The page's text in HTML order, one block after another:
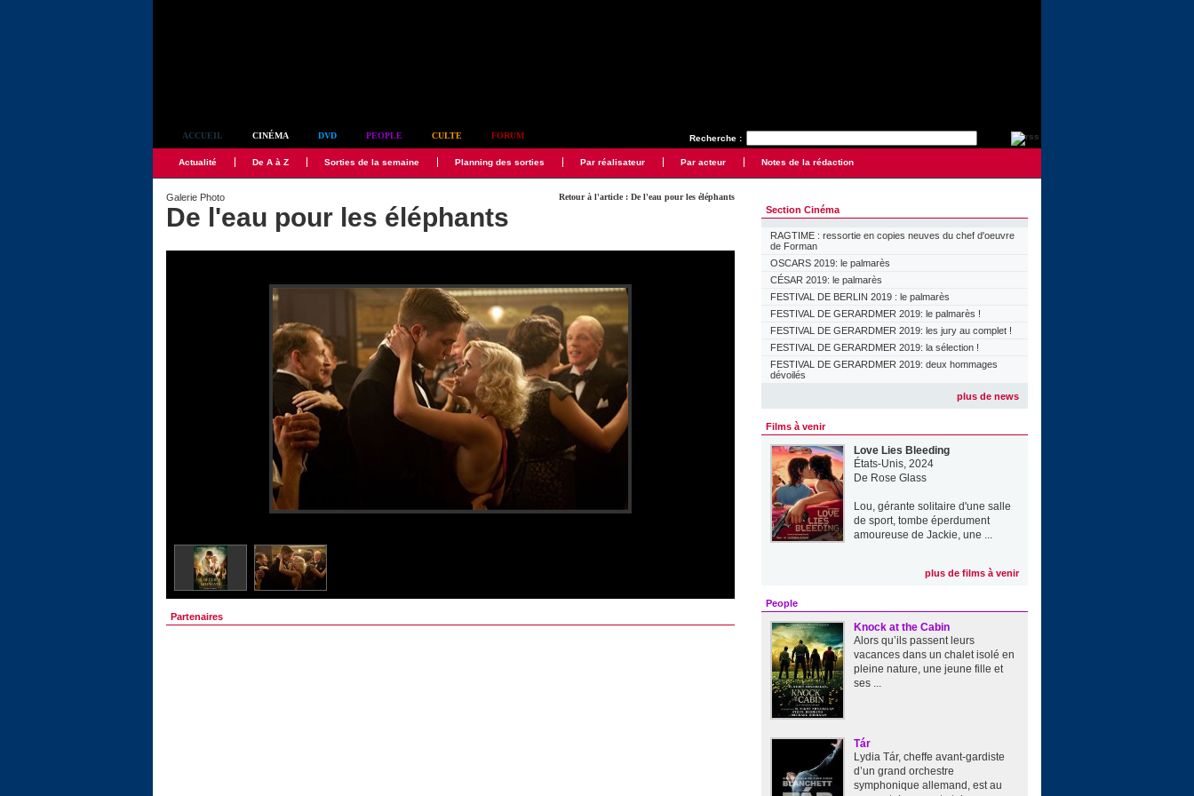
Recherche :
ACCUEIL CINÉMA DVD PEOPLE CULTE FORUM
Actualité De A à Z Sorties de la semaine Planning des sorties Par réalisateur Par acteur Notes de la rédaction
Retour à l'article : De l'eau pour les éléphants
Galerie Photo
De l'eau pour les éléphants
Partenaires
Section Cinéma
RAGTIME : ressortie en copies neuves du chef d'oeuvre
de Forman
OSCARS 2019: le palmarès
CÉSAR 2019: le palmarès
FESTIVAL DE BERLIN 2019 : le palmarès
FESTIVAL DE GERARDMER 2019: le palmarès !
FESTIVAL DE GERARDMER 2019: les jury au complet !
FESTIVAL DE GERARDMER 2019: la sélection !
FESTIVAL DE GERARDMER 2019: deux hommages
dévoilés
plus de news
Films à venir
Love Lies Bleeding
États-Unis, 2024
De Rose Glass
Lou, gérante solitaire d'une salle
de sport, tombe éperdument
amoureuse de Jackie, une ...
plus de films à venir
People
Knock at the Cabin
Alors qu’ils passent leurs
vacances dans un chalet isolé en
pleine nature, une jeune fille et
ses ...
Tár
Lydia Tár, cheffe avant-gardiste
d’un grand orchestre
symphonique allemand, est au